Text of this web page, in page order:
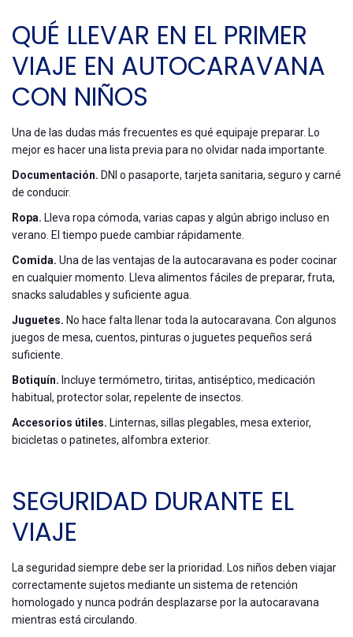
QUÉ LLEVAR EN EL PRIMER
VIAJE EN AUTOCARAVANA
CON NIÑOS
Una de las dudas más frecuentes es qué equipaje preparar. Lo
mejor es hacer una lista previa para no olvidar nada importante.
Documentación. DNI o pasaporte, tarjeta sanitaria, seguro y carné
de conducir.
Ropa. Lleva ropa cómoda, varias capas y algún abrigo incluso en
verano. El tiempo puede cambiar rápidamente.
Comida. Una de las ventajas de la autocaravana es poder cocinar
en cualquier momento. Lleva alimentos fáciles de preparar, fruta,
snacks saludables y suficiente agua.
Juguetes. No hace falta llenar toda la autocaravana. Con algunos
juegos de mesa, cuentos, pinturas o juguetes pequeños será
suficiente.
Botiquín. Incluye termómetro, tiritas, antiséptico, medicación
habitual, protector solar, repelente de insectos.
Accesorios útiles. Linternas, sillas plegables, mesa exterior,
bicicletas o patinetes, alfombra exterior.
SEGURIDAD DURANTE EL
VIAJE
La seguridad siempre debe ser la prioridad. Los niños deben viajar
correctamente sujetos mediante un sistema de retención
homologado y nunca podrán desplazarse por la autocaravana
mientras está circulando.